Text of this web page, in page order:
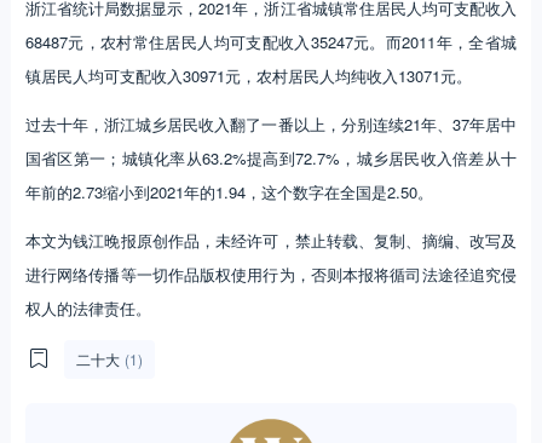
浙江省统计局数据显示，2021年，浙江省城镇常住居民人均可支配收入
68487元，农村常住居民人均可支配收入35247元。而2011年，全省城
镇居民人均可支配收入30971元，农村居民人均纯收入13071元。
过去十年，浙江城乡居民收入翻了一番以上，分别连续21年、37年居中
国省区第一；城镇化率从63.2%提高到72.7%，城乡居民收入倍差从十
年前的2.73缩小到2021年的1.94，这个数字在全国是2.50。
本文为钱江晚报原创作品，未经许可，禁止转载、复制、摘编、改写及
进行网络传播等一切作品版权使用行为，否则本报将循司法途径追究侵
权人的法律责任。
二十大 (1)